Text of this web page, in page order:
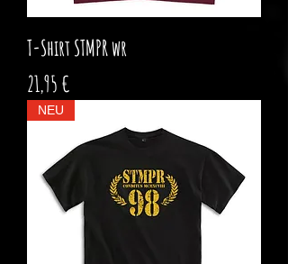
T-Shirt STMPR wr
Preis
21,95 €
NEU